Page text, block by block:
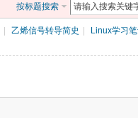
按标题搜索
乙烯信号转导简史
Linux学习